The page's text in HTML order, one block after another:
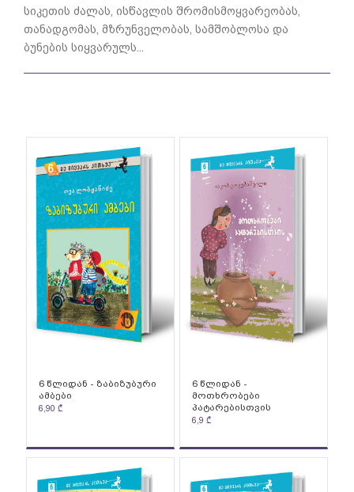
სიკეთის ძალას, ისწავლის შრომისმოყვარეობას,
თანადგომას, მზრუნ­ველობას, სამშობლოსა და
ბუნების სიყვარულს...
6 წლიდან - ზაბიზუბური
ამბები
6,90 ₾
6 წლიდან -
მოთხრობები
პატარებისთვის
6,9 ₾